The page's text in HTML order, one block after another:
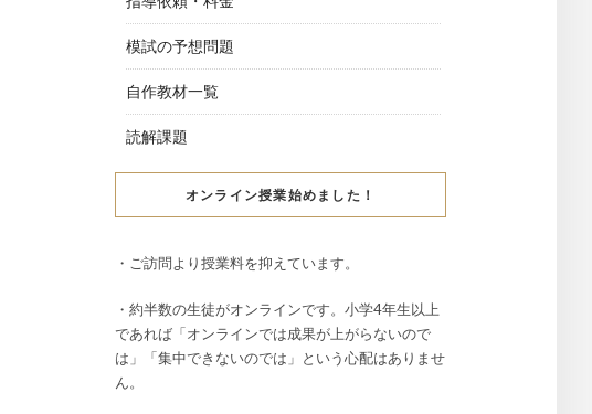
模試の予想問題
自作教材一覧
読解課題
オンライン授業始めました！
・ご訪問より授業料を抑えています。
・約半数の生徒がオンラインです。小学4年生以上
であれば「オンラインでは成果が上がらないので
は」「集中できないのでは」という心配はありませ
ん。